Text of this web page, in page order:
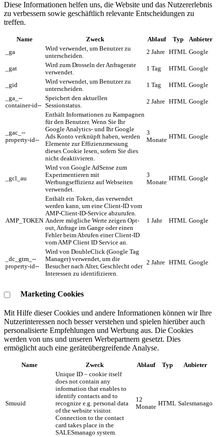
Diese Informationen helfen uns, die Website und das Nutzererlebnis
zu verbessern sowie geschäftlich relevante Entscheidungen zu
treffen.
Name Zweck Ablauf Typ
Anbieter
_ga
Wird verwendet, um Benutzer zu
unterscheiden.
2 Jahre HTML Google
_gat
Wird zum Drosseln der Anfragerate
verwendet.
1 Tag HTML Google
_gid
Wird verwendet, um Benutzer zu
unterscheiden.
1 Tag HTML Google
_ga_--
container-id--
Speichert den aktuellen
Sessionstatus.
2 Jahre HTML Google
_gac_--
property-id--
Enthält Informationen zu Kampagnen
für den Benutzer. Wenn Sie Ihr
Google Analytics- und Ihr Google
Ads Konto verknüpft haben, werden
Elemente zur Effizienzmessung
dieses Cookie lesen, sofern Sie dies
nicht deaktivieren.
3
Monate HTML Google
_gcl_au
Wird von Google AdSense zum
Experimentieren mit
Werbungseffizienz auf Webseiten
verwendet.
3
Monate
HTML Google
AMP_TOKEN
Enthält ein Token, das verwendet
werden kann, um eine Client-ID vom
AMP-Client-ID-Service abzurufen.
Andere mögliche Werte zeigen Opt-
out, Anfrage im Gange oder einen
Fehler beim Abrufen einer Client-ID
vom AMP Client ID Service an.
1 Jahr HTML Google
_dc_gtm_--
property-id--
Wird von DoubleClick (Google Tag
Manager) verwendet, um die
Besucher nach Alter, Geschlecht oder
Interessen zu identifizieren.
2 Jahre HTML Google
Marketing Cookies
Mit Hilfe dieser Cookies und andere Informationen können wir Ihre
Nutzerinteressen noch besser verstehen und spielen hierüber auch
personalisierte Empfehlungen und Werbung aus. ​Die Cookies
werden von uns und unseren Werbepartnern gesetzt. Dies
ermöglicht auch eine geräteübergreifende Analyse.
Name Zweck Ablauf Typ Anbieter
Smuuid
Unique ID – cookie itself
does not contain any
information that enables to
identify contacts and to
recognize e.g. personal data
of the website visitor.
Connection to the contact
card takes place in the
SALESmanago system.
12
Monate HTML Salesmanago